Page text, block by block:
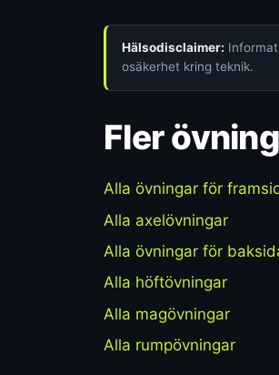
Hälsodisclaimer:
osäkerhet kring teknik.
Fler
Alla övningar för
Alla axelövningar
Alla övningar för
Alla höftövningar
Alla magövningar
Alla rumpövningar